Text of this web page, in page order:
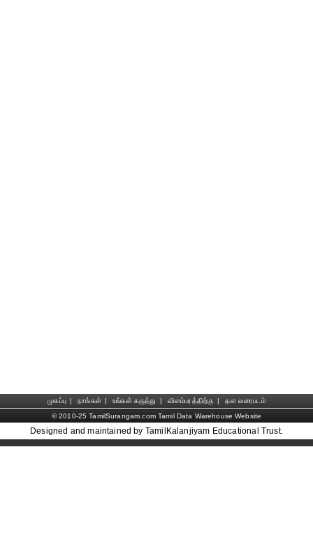
முகப்பு | நாங்கள் | உங்கள் கருத்து | விளம்பரத்திற்கு |
தள வரைபடம்
© 2010-25 TamilSurangam.com Tamil Data Warehouse Website
Designed and maintained by TamilKalanjiyam Educational Trust.